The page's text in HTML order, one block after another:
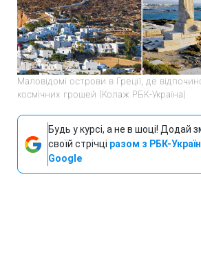
Маловідомі острови в Греції, де
космічних грошей (Колаж РБК-Україна)
Будь у курсі, а не в шоці! Додай
своїй стрічці разом з РБК-
Google